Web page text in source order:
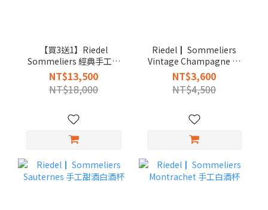
【買3送1】Riedel
Sommeliers 經典手工酒
杯 (請備註杯型)會員再特
惠
NT$13,500
NT$18,000
Riedel┃ Sommeliers
Vintage Champagne 手
工香檳杯
NT$3,600
NT$4,500